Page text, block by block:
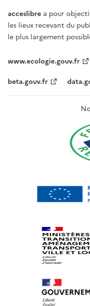
acceslibre a pour
les lieux recevant du
le plus largement
www.ecologie.gouv.fr
beta.gouv.fr